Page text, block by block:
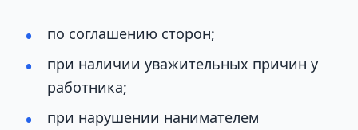
по соглашению сторон;
при наличии уважительных причин у
работника;
при нарушении нанимателем